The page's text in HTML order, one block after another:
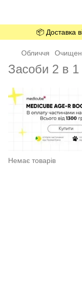
📦 Доставка
Обличчя
Засоби 2 в 1
Немає товарів